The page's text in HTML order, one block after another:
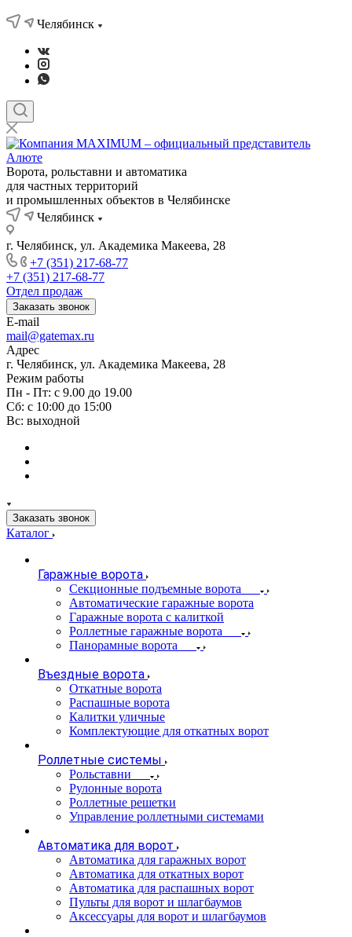
Челябинск
Ворота, рольставни и автоматика
для частных территорий
и промышленных объектов в Челябинске
Челябинск
г. Челябинск, ул. Академика Макеева, 28
+7 (351) 217-68-77
+7 (351) 217-68-77
Отдел продаж
Заказать звонок
E-mail
mail@gatemax.ru
Адрес
г. Челябинск, ул. Академика Макеева, 28
Режим работы
Пн - Пт: с 9.00 до 19.00
Сб: с 10:00 до 15:00
Вс: выходной
Заказать звонок
Каталог
Гаражные ворота
Секционные подъемные ворота
Автоматические гаражные ворота
Гаражные ворота с калиткой
Роллетные гаражные ворота
Панорамные ворота
Въездные ворота
Откатные ворота
Распашные ворота
Калитки уличные
Комплектующие для откатных ворот
Роллетные системы
Рольставни
Рулонные ворота
Роллетные решетки
Управление роллетными системами
Автоматика для ворот
Автоматика для гаражных ворот
Автоматика для откатных ворот
Автоматика для распашных ворот
Пульты для ворот и шлагбаумов
Аксессуары для ворот и шлагбаумов